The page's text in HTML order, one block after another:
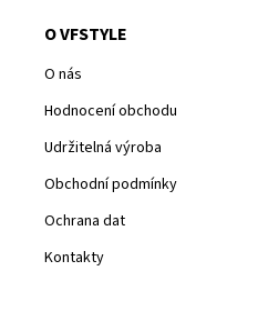
O VFSTYLE
O nás
Hodnocení obchodu
Udržitelná výroba
Obchodní podmínky
Ochrana dat
Kontakty